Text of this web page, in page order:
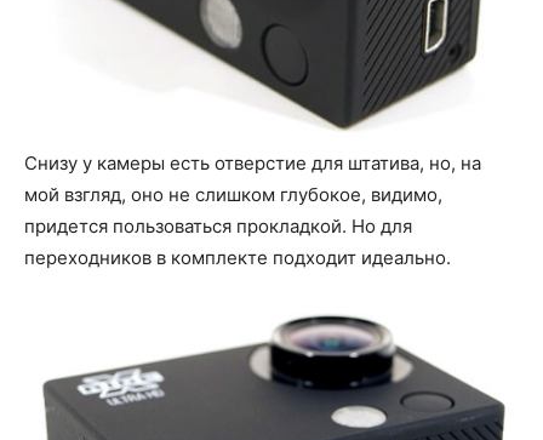
Снизу у камеры есть отверстие для штатива, но, на
мой взгляд, оно не слишком глубокое, видимо,
придется пользоваться прокладкой. Но для
переходников в комплекте подходит идеально.